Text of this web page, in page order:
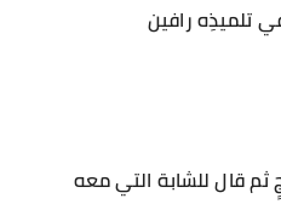
تلميذِه رافين
ثم قال للشابة التي معه